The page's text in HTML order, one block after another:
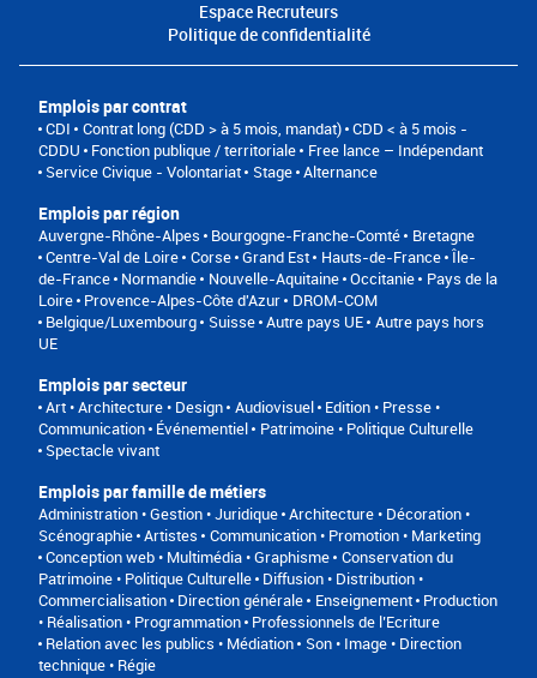
Espace Recruteurs
Politique de confidentialité
Emplois par contrat
CDI Contrat long (CDD > à 5 mois, mandat) CDD < à 5 mois -
CDDU
Fonction publique / territoriale
Free lance – Indépendant
Service Civique - Volontariat
Stage Alternance
Emplois par région
Auvergne-Rhône-Alpes Bourgogne-Franche-Comté
Bretagne
Centre-Val de Loire Corse Grand Est Hauts-de-France Île-
de-France Normandie Nouvelle-Aquitaine Occitanie
Pays de la
Loire Provence-Alpes-Côte d'Azur
DROM-COM
Belgique/Luxembourg
Suisse Autre pays UE Autre pays hors
UE
Emplois par secteur
Art • Architecture • Design Audiovisuel Edition • Presse •
Communication Événementiel
Patrimoine • Politique Culturelle
Spectacle vivant
Emplois par famille de métiers
Administration • Gestion • Juridique Architecture • Décoration •
Scénographie Artistes
Communication • Promotion • Marketing
Conception web • Multimédia • Graphisme Conservation du
Patrimoine • Politique Culturelle Diffusion • Distribution •
Commercialisation Direction générale Enseignement Production
• Réalisation • Programmation Professionnels de l’Ecriture
Relation avec les publics • Médiation
Son • Image • Direction
technique • Régie